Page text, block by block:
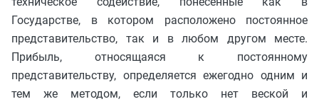
Государстве, в котором расположено постоянное
представительство, так и в любом другом месте.
Прибыль, относящаяся к постоянному
представительству, определяется ежегодно одним и
тем же методом, если только нет веской и